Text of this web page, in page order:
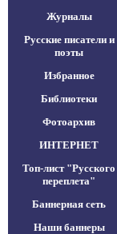
Журналы
Русские писатели и
поэты
Избранное
Библиотеки
Фотоархив
ИНТЕРНЕТ
Топ-лист "Русского
переплета"
Баннерная сеть
Наши баннеры